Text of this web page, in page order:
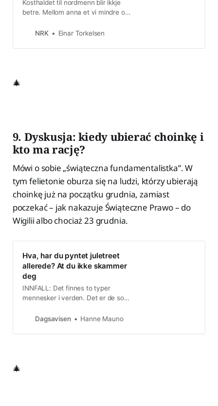
Kosthaldet til nordmenn blir ikkje
betre. Mellom anna et vi mindre og
kosthaldsrapport. Det kjenner Maria
NRK Einar Torkelsen
🎄
9. Dyskusja: kiedy ubierać choinkę i
kto ma rację?
Mówi o sobie „świąteczna fundamentalistka”. W
tym felietonie oburza się na ludzi, którzy ubierają
choinkę już na początku grudnia, zamiast
poczekać – jak nakazuje Świąteczne Prawo – do
Wigilii albo chociaż 23 grudnia.
Hva, har du pyntet juletreet
allerede? At du ikke skammer
deg
INNFALL: Det finnes to typer
mennesker i verden. Det er de som
lillejulaften, og det er de som ikke
Dagsavisen Hanne Mauno
🎄